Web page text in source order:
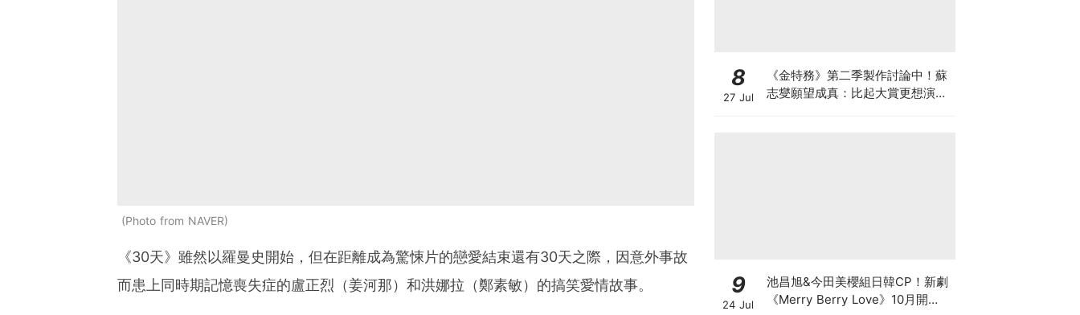
Photo from NAVER
《30天》雖然以羅曼史開始，但在距離成為驚悚片的戀愛結束還有30天之際，因意外事故
而患上同時期記憶喪失症的盧正烈（姜河那）和洪娜拉（鄭素敏）的搞笑愛情故事。
8
27 Jul
《金特務》第二季製作討論中！蘇
志燮願望成真：比起大賞更想演續
9
24 Jul
池昌旭&今田美櫻組日韓CP！新劇
《Merry Berry Love》10月開